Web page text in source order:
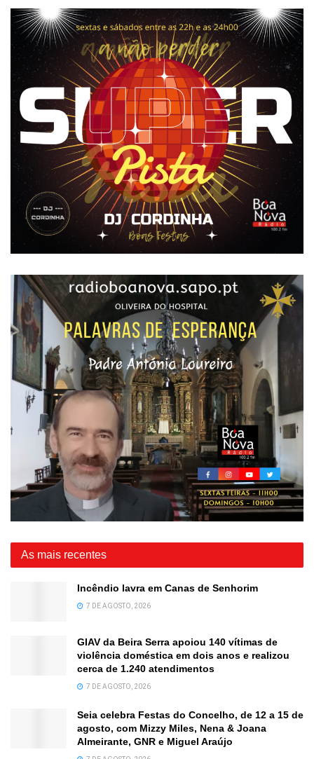
As mais recentes
Incêndio lavra em Canas de Senhorim
7 DE AGOSTO, 2026
GIAV da Beira Serra apoiou 140 vítimas de
violência doméstica em dois anos e realizou
cerca de 1.240 atendimentos
7 DE AGOSTO, 2026
Seia celebra Festas do Concelho, de 12 a 15 de
agosto, com Mizzy Miles, Nena & Joana
Almeirante, GNR e Miguel Araújo